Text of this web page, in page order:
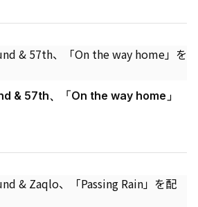
& 57th、「On the way home」